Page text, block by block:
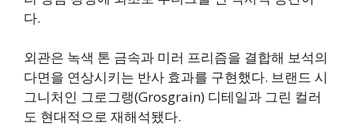
다.
외관은 녹색 톤 금속과 미러 프리즘을 결합해 보석의
다면을 연상시키는 반사 효과를 구현했다. 브랜드 시
그니처인 그로그랭(Grosgrain) 디테일과 그린 컬러
도 현대적으로 재해석됐다.